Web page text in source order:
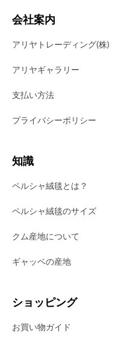
会社案内
アリヤトレーディング(株)
アリヤギャラリー
支払い方法
プライバシーポリシー
知識
ペルシャ絨毯とは？
ペルシャ絨毯のサイズ
クム産地について
ギャッベの産地
ショッピング
お買い物ガイド